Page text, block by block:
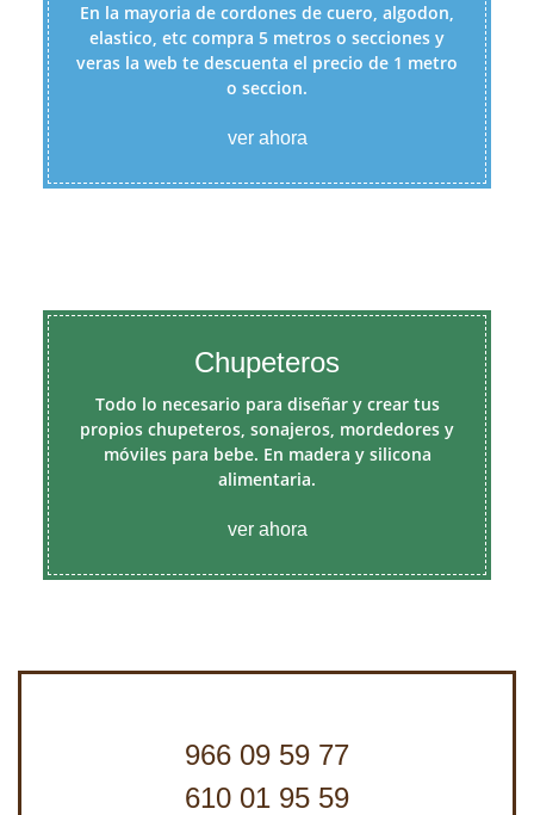
En la mayoria de cordones de cuero, algodon,
elastico, etc compra 5 metros o secciones y
veras la web te descuenta el precio de 1 metro
o seccion.
ver ahora
Chupeteros
Todo lo necesario para diseñar y crear tus
propios chupeteros, sonajeros, mordedores y
móviles para bebe. En madera y silicona
alimentaria.
ver ahora
966 09 59 77
610 01 95 59